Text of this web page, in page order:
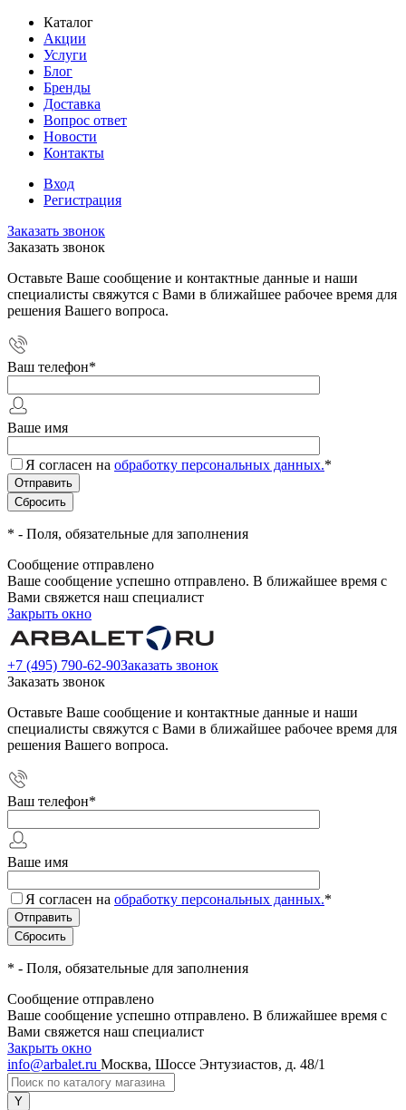
Каталог
Акции
Услуги
Блог
Бренды
Доставка
Вопрос ответ
Новости
Контакты
Вход
Регистрация
Заказать звонок
Заказать звонок
Оставьте Ваше сообщение и контактные данные и наши
специалисты свяжутся с Вами в ближайшее рабочее время для
решения Вашего вопроса.
Ваш телефон*
Ваше имя
Я согласен на обработку персональных данных.*
* - Поля, обязательные для заполнения
Сообщение отправлено
Ваше сообщение успешно отправлено. В ближайшее время с
Вами свяжется наш специалист
Закрыть окно
+7 (495) 790-62-90Заказать звонок
Заказать звонок
Оставьте Ваше сообщение и контактные данные и наши
специалисты свяжутся с Вами в ближайшее рабочее время для
решения Вашего вопроса.
Ваш телефон*
Ваше имя
Я согласен на обработку персональных данных.*
* - Поля, обязательные для заполнения
Сообщение отправлено
Ваше сообщение успешно отправлено. В ближайшее время с
Вами свяжется наш специалист
Закрыть окно
info@arbalet.ru Москва, Шоссе Энтузиастов, д. 48/1